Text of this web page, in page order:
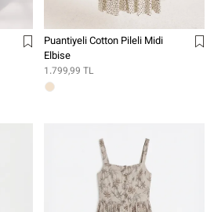
Puantiyeli Cotton Pileli Midi
Elbise
1.799,99 TL